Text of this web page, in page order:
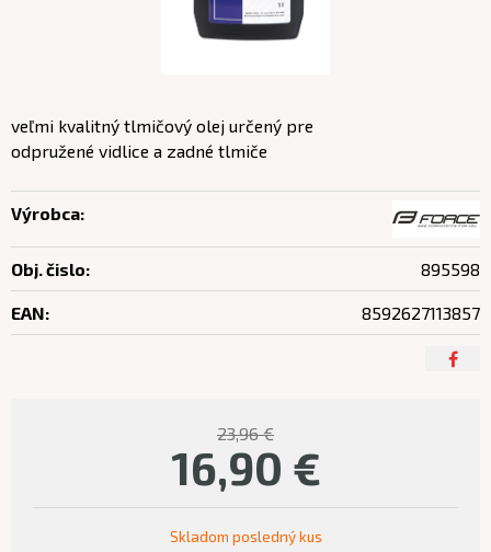
23,96 €
16,90 €
Skladom posledný kus
veľmi kvalitný tlmičový olej určený pre
odpružené vidlice a zadné tlmiče
Výrobca:
Obj. čislo: 895598
EAN: 8592627113857